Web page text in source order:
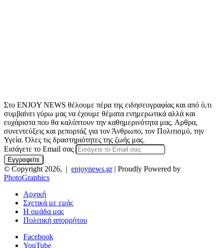
Στο ENJOY NEWS θέλουμε πέρα της ειδησεογραφίας και από ό,τι
συμβαίνει γύρω μας να έχουμε θέματα ενημερωτικά αλλά και
ευχάριστα που θα καλύπτουν την καθημερινότητα μας. Αρθρα,
συνεντεύξεις και ρεπορτάζ για τον Άνθρωπο, τον Πολιτισμό, την
Υγεία. Όλες τις δραστηριότητες της ζωής μας.
Εισάγετε το Email σας
© Copyright 2026, | enjoynews.gr| Proudly Powered by
PhotoGraphics
Αρχική
Σχετικά με εμάς
Η ομάδα μας
Πολιτική απορρήτου
Facebook
YouTube